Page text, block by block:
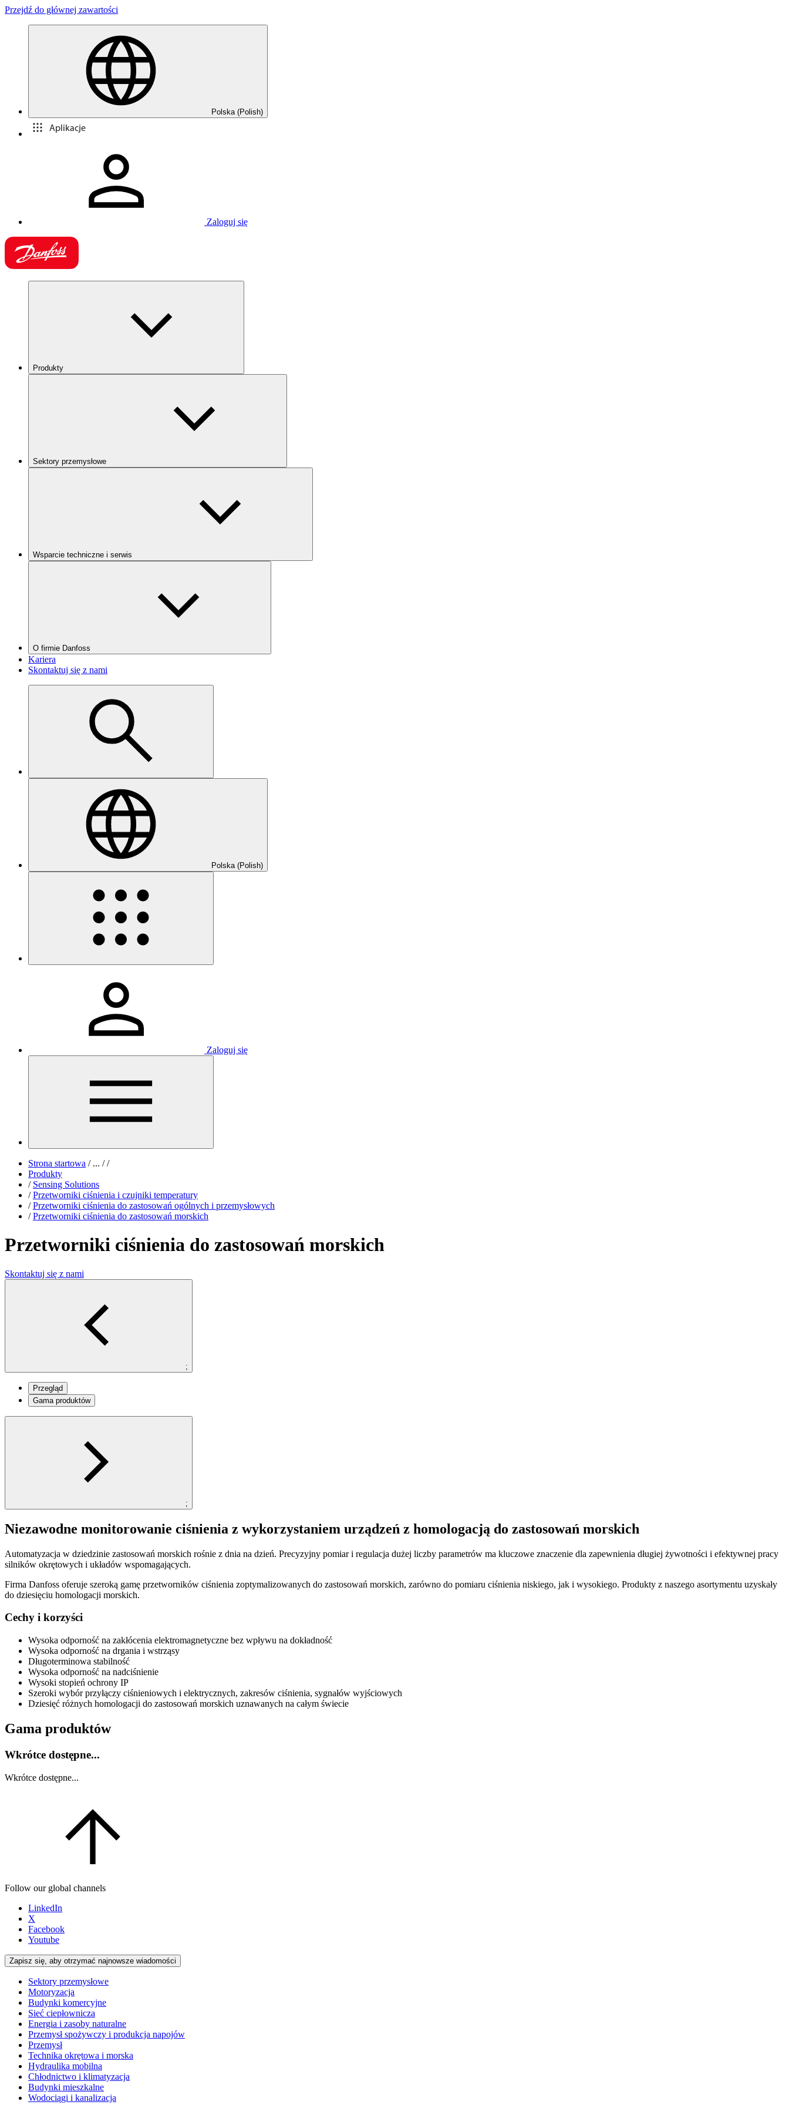
Przejdź do głównej zawartości
Polska (Polish)
Aplikacje
Zaloguj się
Produkty
Sektory przemysłowe
Wsparcie techniczne i serwis
O firmie Danfoss
Kariera
Skontaktuj się z nami
Polska (Polish)
Zaloguj się
Strona startowa /... / /
Produkty
/ Sensing Solutions
/ Przetworniki ciśnienia i czujniki temperatury
/ Przetworniki ciśnienia do zastosowań ogólnych i przemysłowych
/ Przetworniki ciśnienia do zastosowań morskich
Przetworniki ciśnienia do zastosowań morskich
Skontaktuj się z nami
;
Przegląd
Gama produktów
;
Niezawodne monitorowanie ciśnienia z wykorzystaniem urządzeń z homologacją do zastosowań morskich
Automatyzacja w dziedzinie zastosowań morskich rośnie z dnia na dzień. Precyzyjny pomiar i regulacja dużej liczby parametrów ma kluczowe znaczenie dla zapewnienia długiej żywotności i efektywnej pracy
silników okrętowych i układów wspomagających.
Firma Danfoss oferuje szeroką gamę przetworników ciśnienia zoptymalizowanych do zastosowań morskich, zarówno do pomiaru ciśnienia niskiego, jak i wysokiego. Produkty z naszego asortymentu uzyskały
do dziesięciu homologacji morskich.
Cechy i korzyści
Wysoka odporność na zakłócenia elektromagnetyczne bez wpływu na dokładność
Wysoka odporność na drgania i wstrząsy
Długoterminowa stabilność
Wysoka odporność na nadciśnienie
Wysoki stopień ochrony IP
Szeroki wybór przyłączy ciśnieniowych i elektrycznych, zakresów ciśnienia, sygnałów wyjściowych
Dziesięć różnych homologacji do zastosowań morskich uznawanych na całym świecie
Gama produktów
Wkrótce dostępne...
Wkrótce dostępne...
Follow our global channels
LinkedIn
X
Facebook
Youtube
Zapisz się, aby otrzymać najnowsze wiadomości
Sektory przemysłowe
Motoryzacja
Budynki komercyjne
Sieć ciepłownicza
Energia i zasoby naturalne
Przemysł spożywczy i produkcja napojów
Przemysł
Technika okrętowa i morska
Hydraulika mobilna
Chłodnictwo i klimatyzacja
Budynki mieszkalne
Wodociągi i kanalizacja